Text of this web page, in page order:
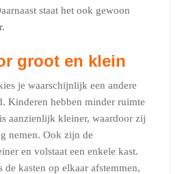
staat het ook gewoon
groot en klein
je waarschijnlijk een andere
Kinderen hebben minder ruimte
aanzienlijk kleiner, waardoor zij
nemen. Ook zijn de
en volstaat een enkele kast.
kasten op elkaar afstemmen,